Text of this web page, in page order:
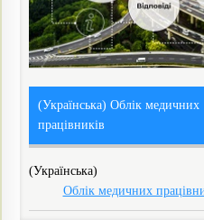
(Українська) Облік медичних
працівників
(Українська)
Облік медичних